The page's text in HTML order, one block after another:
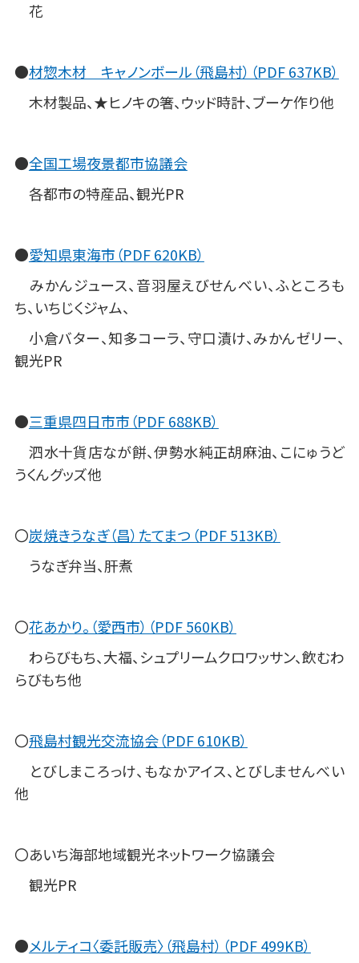
花
●材惣木材 キャノンボール（飛島村）（PDF 637KB）
木材製品、★ヒノキの箸、ウッド時計、ブーケ作り他
●全国工場夜景都市協議会
各都市の特産品、観光PR
●愛知県東海市（PDF 620KB）
みかんジュース、音羽屋えびせんべい、ふところも
ち、いちじくジャム、
小倉バター、知多コーラ、守口漬け、みかんゼリー、
観光PR
●三重県四日市市（PDF 688KB）
泗水十貨店なが餅、伊勢水純正胡麻油、こにゅうど
うくんグッズ他
〇炭焼きうなぎ（昌）たてまつ（PDF 513KB）
うなぎ弁当、肝煮
〇花あかり。（愛西市）（PDF 560KB）
わらびもち、大福、シュプリームクロワッサン、飲むわ
らびもち他
〇飛島村観光交流協会（PDF 610KB）
とびしまころっけ、もなかアイス、とびしませんべい
他
〇あいち海部地域観光ネットワーク協議会
観光PR
●メルティコ〈委託販売〉（飛島村）（PDF 499KB）